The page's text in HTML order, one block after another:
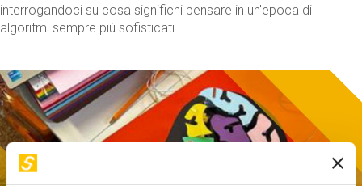
interrogandoci su cosa significhi pensare in un'epoca di
algoritmi sempre più sofisticati.